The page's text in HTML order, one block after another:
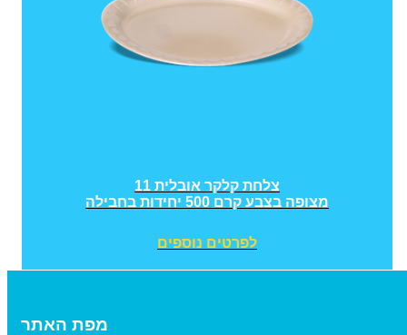
צלחת קלקר אובלית 11
מצופה בצבע קרם 500 יחידות בחבילה
לפרטים נוספים
מפת האתר